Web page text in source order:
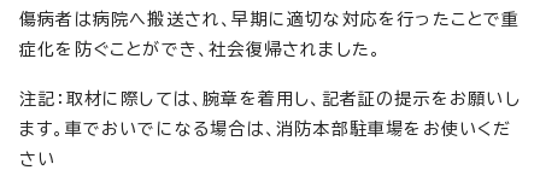
傷病者は病院へ搬送され、早期に適切な対応を行ったことで重
症化を防ぐことができ、社会復帰されました。
注記：取材に際しては、腕章を着用し、記者証の提示をお願いし
ます。車でおいでになる場合は、消防本部駐車場をお使いくだ
さい